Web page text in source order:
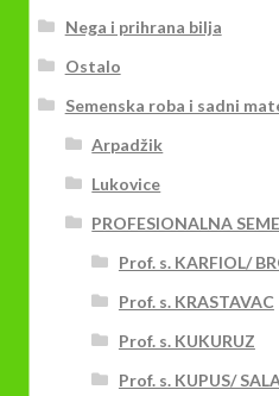
Nega i prihrana bilja
Ostalo
Semenska roba i sadni
Arpadžik
Lukovice
PROFESIONALNA
Prof. s. KARFIOL/
Prof. s. KRASTAVAC
Prof. s. KUKURUZ
Prof. s. KUPUS/